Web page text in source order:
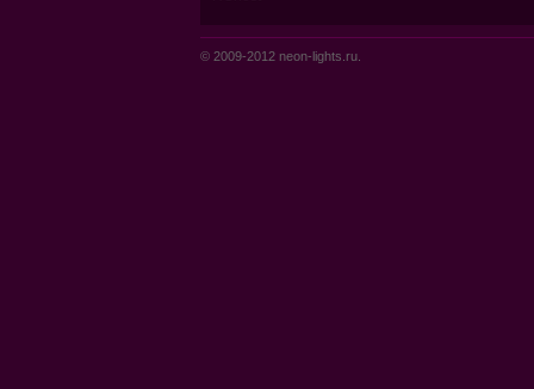
© 2009-2012 neon-lights.ru.